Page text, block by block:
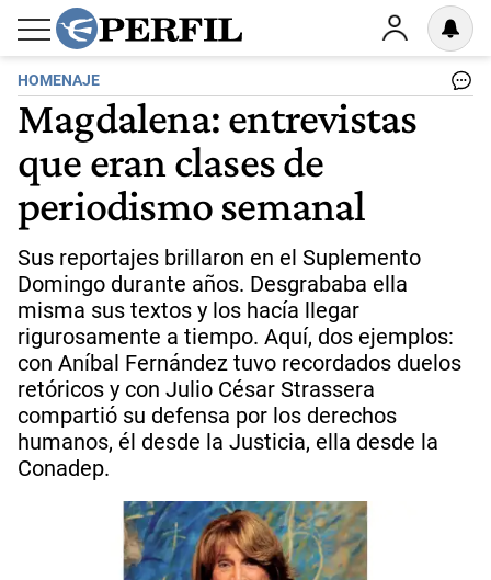
HOMENAJE
Magdalena: entrevistas
que eran clases de
periodismo semanal
Sus reportajes brillaron en el Suplemento
Domingo durante años. Desgrababa ella
misma sus textos y los hacía llegar
rigurosamente a tiempo. Aquí, dos ejemplos:
con Aníbal Fernández tuvo recordados duelos
retóricos y con Julio César Strassera
compartió su defensa por los derechos
humanos, él desde la Justicia, ella desde la
Conadep.